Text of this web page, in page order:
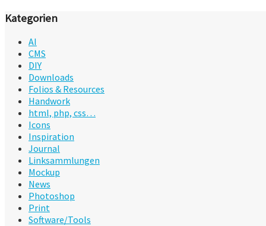
Kategorien
AI
CMS
DIY
Downloads
Folios & Resources
Handwork
html, php, css…
Icons
Inspiration
Journal
Linksammlungen
Mockup
News
Photoshop
Print
Software/Tools